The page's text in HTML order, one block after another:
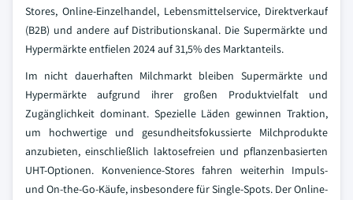
Stores, Online-Einzelhandel, Lebensmittelservice, Direktverkauf
(B2B) und andere auf Distributionskanal. Die Supermärkte und
Hypermärkte entfielen 2024 auf 31,5% des Marktanteils.
Im nicht dauerhaften Milchmarkt bleiben Supermärkte und
Hypermärkte aufgrund ihrer großen Produktvielfalt und
Zugänglichkeit dominant. Spezielle Läden gewinnen Traktion,
um hochwertige und gesundheitsfokussierte Milchprodukte
anzubieten, einschließlich laktosefreien und pflanzenbasierten
UHT-Optionen. Konvenience-Stores fahren weiterhin Impuls-
und On-the-Go-Käufe, insbesondere für Single-Spots. Der Online-